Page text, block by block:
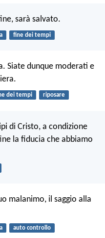
sarà salvato.
fine dei tempi
Siate dunque moderati e
dei tempi riposare
di Cristo, a condizione
la fiducia che abbiamo
malanimo, il saggio alla
auto controllo